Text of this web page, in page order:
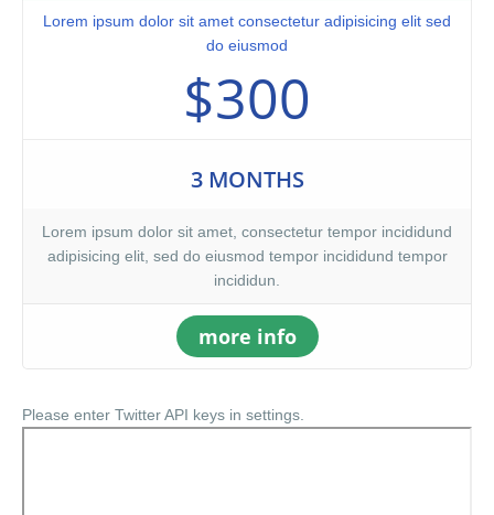
Lorem ipsum dolor sit amet consectetur adipisicing elit sed
do eiusmod
$300
3 MONTHS
Lorem ipsum dolor sit amet, consectetur tempor incididund
adipisicing elit, sed do eiusmod tempor incididund tempor
incididun.
more info
Please enter Twitter API keys in settings.